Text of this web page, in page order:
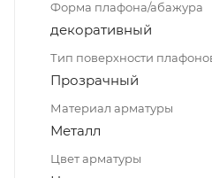
Форма плафона/абажура
декоративный
Тип поверхности
Прозрачный
Материал арматуры
Металл
Цвет арматуры